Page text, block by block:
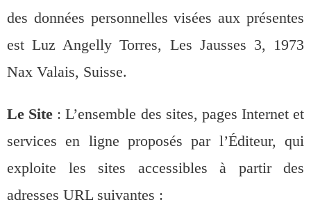
des données personnelles visées aux présentes
est Luz Angelly Torres, Les Jausses 3, 1973
Nax Valais, Suisse.
Le Site : L’ensemble des sites, pages Internet et
services en ligne proposés par l’Éditeur, qui
exploite les sites accessibles à partir des
adresses URL suivantes :